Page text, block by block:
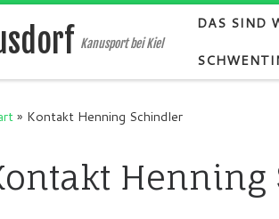
Kanusport bei Kiel
DAS SIND
» Kontakt Henning Schindler
Henning